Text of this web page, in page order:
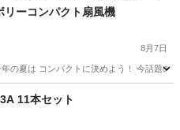
リーコンパクト扇風機
8月7日
の夏は コンパクトに決めよう！ 今話題
季節、空調家電
11本セット